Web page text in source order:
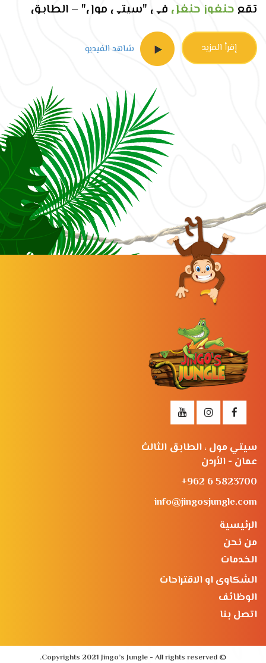
تقع جنغوز جنغل في "سيتي مول" – الطابق
عمان.إقرأ المزيد شاهد الفيديو
سيتي مول ، الطابق الثالث
عمان - الأردن
+962 6 5823700
info@jingosjungle.com
الرئيسية
من نحن
الخدمات
الشكاوى او الاقتراحات
الوظائف
اتصل بنا
© Copyrights 2021 Jingo’s Jungle - All rights reserved.